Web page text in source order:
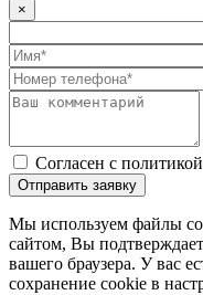
×
Согласен с
Отправить заявку
Мы используем файлы
сайтом, Вы
вашего браузера. У вас
сохранение cookie в